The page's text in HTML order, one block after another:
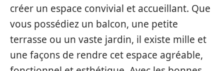
créer un espace convivial et accueillant. Que
vous possédiez un balcon, une petite
terrasse ou un vaste jardin, il existe mille et
une façons de rendre cet espace agréable,